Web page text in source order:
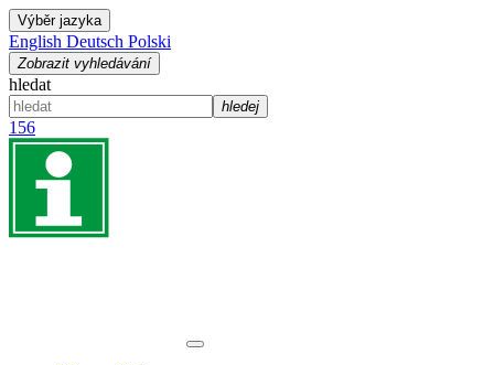
Výběr jazyka
English Deutsch Polski
Zobrazit vyhledávání
hledat
hledej
156